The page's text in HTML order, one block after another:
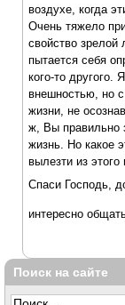
воздухе, когда
Очень тяжело
свойство зрелой
пытается себя
кого-то другого.
внешностью, но с
жизни, не
ж, Вы правильно
жизнь. Но какое
вылезти из этого
Спаси Господь,
интересно
Поиск на сайте